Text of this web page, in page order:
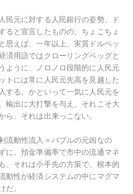
民元に対する人民銀行の姿勢。ド
ると宣言したものの、ちょこちょ
思えば、一年以上、実質ドルペッ
済用語ではクローリングペッグと
ように、ノロノロ段階的に人民元
トには常に人民元先高を見越した
する。かといって一気に人民元を
輸出に大打撃を与え、それこそ大
ら、それは出来っこない。
流動性流入＝バブルの元凶なの
に、預金準備率で市中の流通マネ
、それは小手先の方策で、根本的
動性が経済システムの中にマグマ
だ。